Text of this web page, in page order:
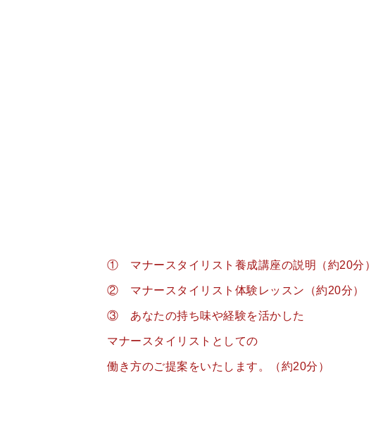
① マナースタイリスト養成講座の説明（約20分）
② マナースタイリスト体験レッスン（約20分）
③ あなたの持ち味や経験を活かした
マナースタイリストとしての
働き方のご提案をいたします。（約20分）